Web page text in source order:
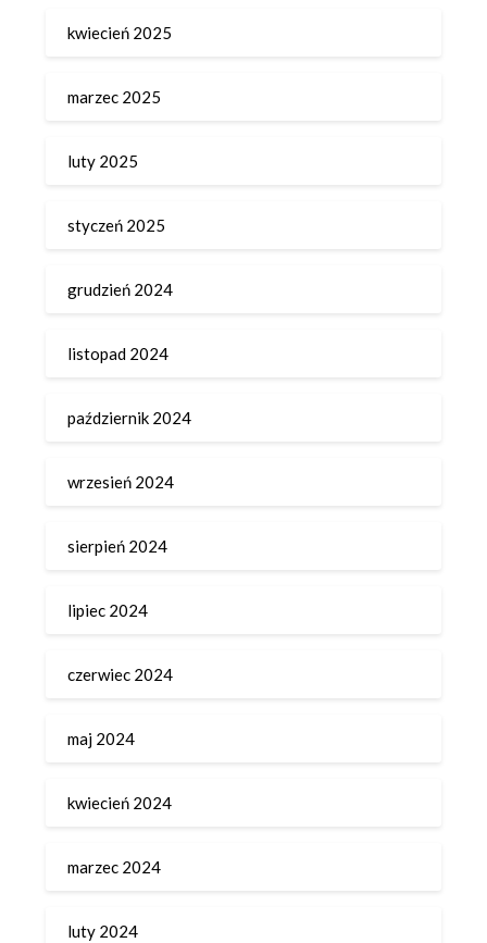
kwiecień 2025
marzec 2025
luty 2025
styczeń 2025
grudzień 2024
listopad 2024
październik 2024
wrzesień 2024
sierpień 2024
lipiec 2024
czerwiec 2024
maj 2024
kwiecień 2024
marzec 2024
luty 2024